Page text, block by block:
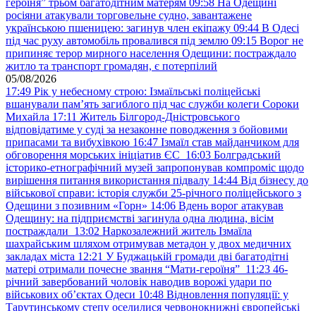
героїня” трьом багатодітним матерям 09:58 На Одещині
росіяни атакували торговельне судно, завантажене
українською пшеницею: загинув член екіпажу 09:44 В Одесі
під час руху автомобіль провалився під землю 09:15 Ворог не
припиняє терор мирного населення Одещини: постраждало
житло та транспорт громадян, є потерпілий
05/08/2026
17:49 Рік у небесному строю: Ізмаїльські поліцейські
вшанували пам’ять загиблого під час служби колеги Сороки
Михайла 17:11 Житель Білгород-Дністровського
відповідатиме у суді за незаконне поводження з бойовими
припасами та вибухівкою 16:47 Ізмаїл став майданчиком для
обговорення морських ініціатив ЄС 16:03 Болградський
історико-етнографічний музей запропонував компроміс щодо
вирішення питання використання підвалу 14:44 Від бізнесу до
військової справи: історія служби 25-річного поліцейського з
Одещини з позивним «Горн» 14:06 Вдень ворог атакував
Одещину: на підприємстві загинула одна людина, вісім
постраждали 13:02 Наркозалежний житель Ізмаїла
шахрайським шляхом отримував метадон у двох медичних
закладах міста 12:21 У Буджацькій громади дві багатодітні
матері отримали почесне звання “Мати-героїня” 11:23 46-
річний завербований чоловік наводив ворожі удари по
військових обʼєктах Одеси 10:48 Відновлення популяції: у
Тарутинському степу оселилися червонокнижні європейські